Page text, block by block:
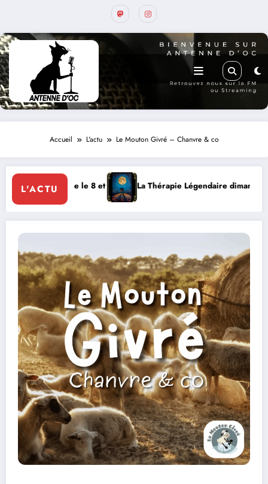
Accueil L'actu Le Mouton Givré – Chanvre & co
L'ACTU
La Thérapie Légendaire dimanche 9 à Prayssac